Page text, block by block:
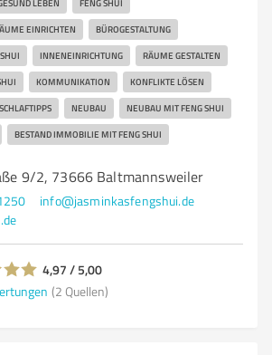
LEBEN FENG SHUI
EINRICHTEN BÜROGESTALTUNG
INNENEINRICHTUNG RÄUME GESTALTEN
KOMMUNIKATION KONFLIKTE LÖSEN
SCHLAFTIPPS NEUBAU NEUBAU MIT FENG SHUI
BESTAND IMMOBILIE MIT FENG SHUI
9/2, 73666 Baltmannsweiler
info@jasminkasfengshui.de
4,97 / 5,00
(2 Quellen)